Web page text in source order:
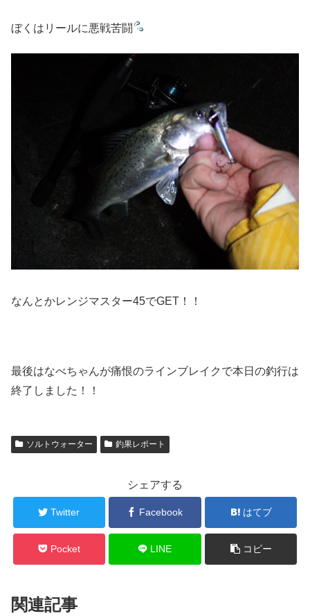
ぼくはリールに悪戦苦闘
なんとかレンジマスター45でGET！！
最後はなべちゃんが痛恨のラインブレイクで本日の釣行は
終了しました！！
ソルトウォーター 釣果レポート
シェアする
Twitter Facebook はてブ
Pocket LINE コピー
関連記事